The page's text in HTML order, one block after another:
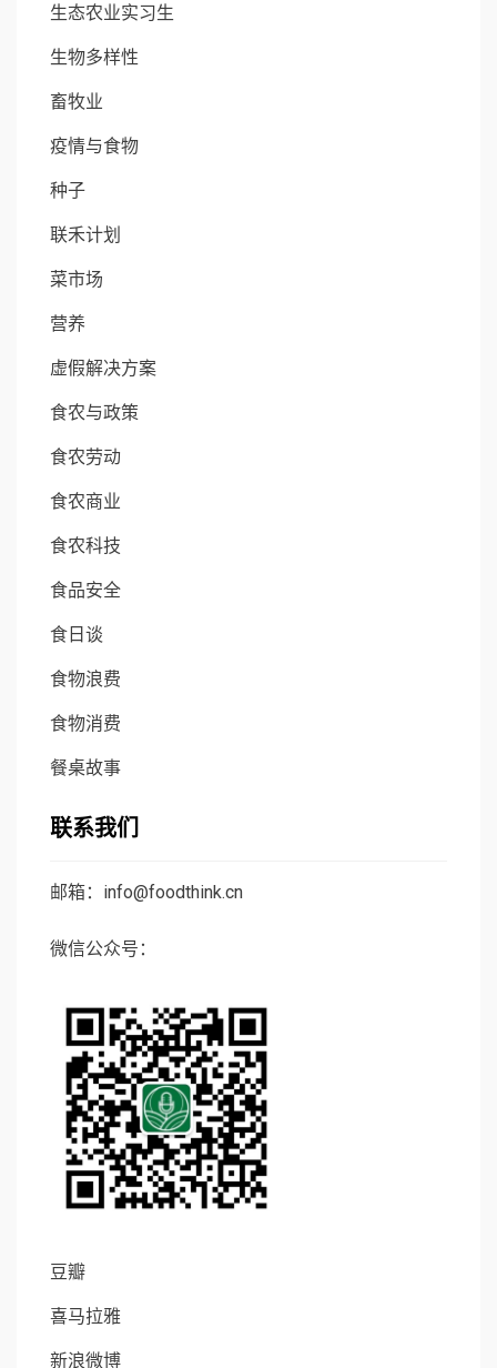
生态农业实习生
生物多样性
畜牧业
疫情与食物
种子
联禾计划
菜市场
营养
虚假解决方案
食农与政策
食农劳动
食农商业
食农科技
食品安全
食日谈
食物浪费
食物消费
餐桌故事
联系我们
邮箱：info@foodthink.cn
微信公众号：
豆瓣
喜马拉雅
新浪微博